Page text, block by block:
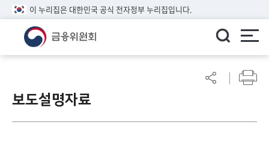
이 누리집은 대한민국 공식 전자정부 누리집입니다.
린
이알
보도설명자료